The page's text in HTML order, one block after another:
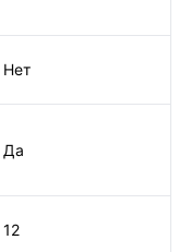
Нет
Да
12